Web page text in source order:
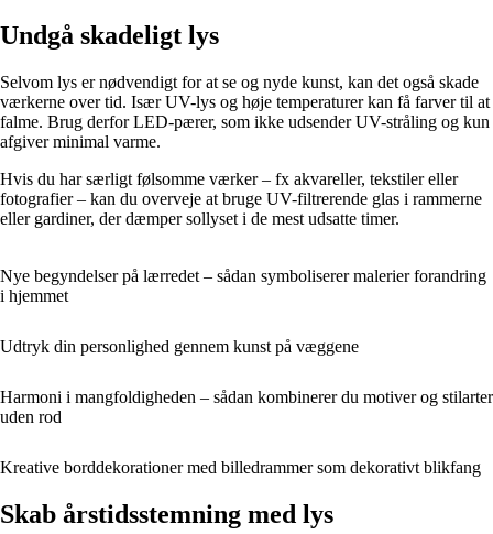
Undgå skadeligt lys
Selvom lys er nødvendigt for at se og nyde kunst, kan det også skade
værkerne over tid. Især UV-lys og høje temperaturer kan få farver til at
falme. Brug derfor LED-pærer, som ikke udsender UV-stråling og kun
afgiver minimal varme.
Hvis du har særligt følsomme værker – fx akvareller, tekstiler eller
fotografier – kan du overveje at bruge UV-filtrerende glas i rammerne
eller gardiner, der dæmper sollyset i de mest udsatte timer.
Nye begyndelser på lærredet – sådan symboliserer malerier forandring
i hjemmet
Udtryk din personlighed gennem kunst på væggene
Harmoni i mangfoldigheden – sådan kombinerer du motiver og stilarter
uden rod
Kreative borddekorationer med billedrammer som dekorativt blikfang
Skab årstidsstemning med lys